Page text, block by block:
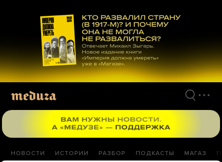
материалам
НОВОСТИ ИСТОРИИ РАЗБОР ПОДКАСТЫ МАГАЗ